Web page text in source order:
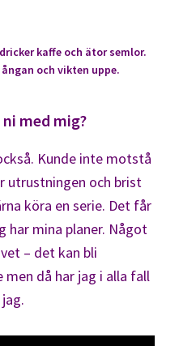
kaffe och ätor semlor.
och vikten uppe.
med mig?
Kunde inte motstå
utrustningen och brist
köra en serie. Det får
har mina planer. Något
– det kan bli
då har jag i alla fall